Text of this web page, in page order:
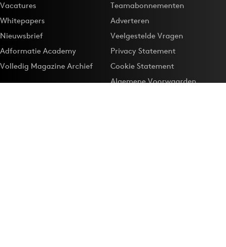
Vacatures
Whitepapers
Nieuwsbrief
Adformatie Academy
Volledig Magazine Archief
Teamabonnementen
Adverteren
Veelgestelde Vragen
Privacy Statement
Cookie Statement
Algemene Voorwaarden